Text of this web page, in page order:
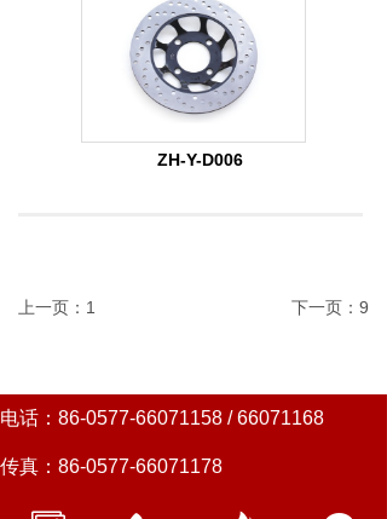
ZH-Y-D006
上一页：1 下一页：9
电话：86-0577-66071158 / 66071168
传真：86-0577-66071178
邮箱：chinazhonghong@163.com